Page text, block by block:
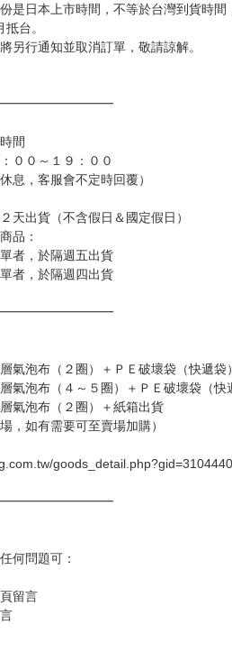
是日本上市時間，不等於台灣到貨時間
台。
另行通知並取消訂單，敬請諒解。
間
０～１９：００
息，客服會不定時回覆）
天出貨（不含假日＆國定假日）
品：
，於隔週五出貨
，於隔週四出貨
氣泡布（２圈）＋ＰＥ破壞袋（快遞袋）
氣泡布（４～５圈）＋ＰＥ破壞袋（快
泡布（２圈）＋紙箱出貨
，如有需要可至賣場加購）
goods_detail.php?gid=3104440
何問題可：
留言